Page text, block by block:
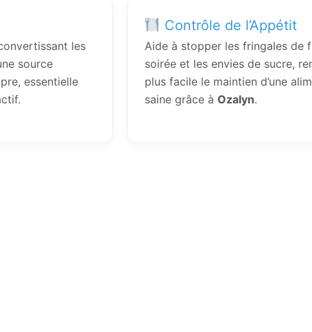
les
source
essentielle
Contrôle de l’Appétit
Aide à stopper les fringales de
soirée et les envies de sucre,
plus facile le maintien d’une
saine grâce à Ozalyn.